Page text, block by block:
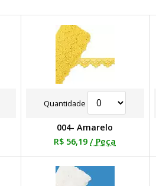
Quantidade
004- Amarelo
R$ 56,19 / Peça